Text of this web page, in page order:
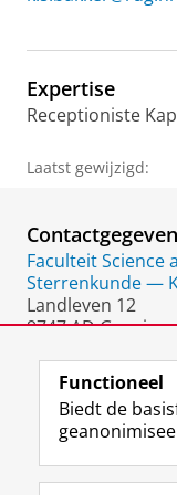
Expertise
Receptioniste
Laatst gewijzigd:
Faculteit Science
Sterrenkunde —
Landleven 12
9747 AD
Volg
Functioneel
Biedt de